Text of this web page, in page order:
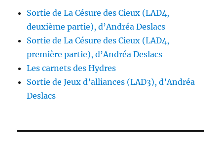
Sortie de La Césure des Cieux (LAD4,
deuxième partie), d’Andréa Deslacs
Sortie de La Césure des Cieux (LAD4,
première partie), d’Andréa Deslacs
Les carnets des Hydres
Sortie de Jeux d’alliances (LAD3), d’Andréa
Deslacs